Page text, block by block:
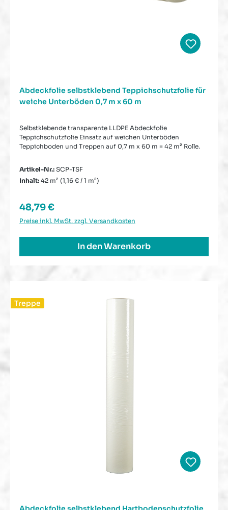
Abdeckfolie selbstklebend Teppichschutzfolie für
weiche Unterböden 0,7 m x 60 m
Selbstklebende transparente LLDPE Abdeckfolie
Teppichschutzfolie Einsatz auf weichen Unterböden
Teppichboden und Treppen auf 0,7 m x 60 m = 42 m² Rolle.
Artikel-Nr.: SCP-TSF
Inhalt: 42 m² (1,16 € / 1 m²)
Regulärer Preis:
48,79 €
Preise inkl. MwSt. zzgl. Versandkosten
In den Warenkorb
Treppe